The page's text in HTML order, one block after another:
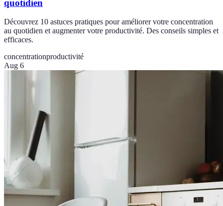
quotidien
Découvrez 10 astuces pratiques pour améliorer votre concentration
au quotidien et augmenter votre productivité. Des conseils simples et
efficaces.
concentrationproductivité
Aug 6